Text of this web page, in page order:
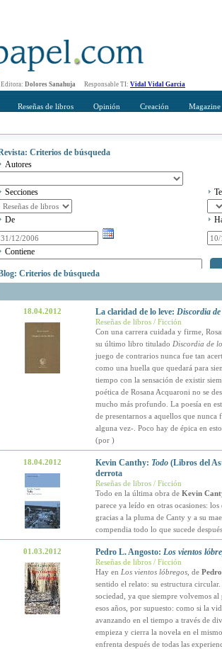
Editora: Dolores Sanahuja Responsable TI: Vidal Vidal Garcia
Reseñas de libros Opinión Creación Magazine
Criterios de búsqueda
Autores
Secciones
De
Contiene
Criterios de búsqueda
18.04.2012 La claridad de lo leve: Discordia de
Reseñas de libros / Ficción
Con una carrera cuidada y firme,
su último libro titulado Discordia de
juego de contrarios nunca fue tan
como una huella que quedará para
tiempo con la sensación de existir
poética de Rosana Acquaroni no se
mucho más profundo. La poesía en
de presentarnos a aquellos que
alguna vez-. Poco hay de épica en
(por )
18.04.2012 Kevin Canthy: Todo(Libros del
derrota
Reseñas de libros / Ficción
Todo en la última obra de Kevin
parece ya leído en otras ocasiones:
gracias a la pluma de Canty y a su
compendia todo lo que sucede
01.03.2012 Pedro L. Angosto: Los vientos
Reseñas de libros / Ficción
Hay en Los vientos lóbregos, de
sentido el relato: su estructura
sociedad, ya que siempre volvemos
esos años, por supuesto: como si la
avanzando en el tiempo a través de
empieza y cierra la novela en el
enfrenta después de todas las